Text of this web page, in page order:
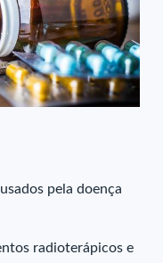
pela doença
radioterápicos e